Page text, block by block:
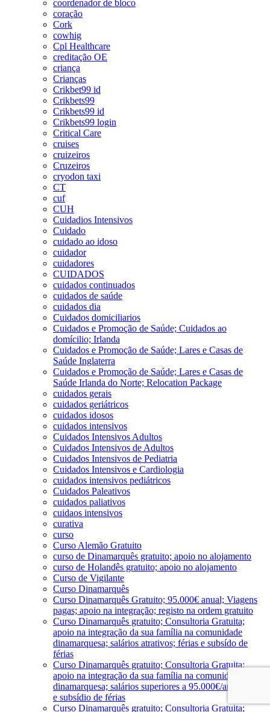
coordenador de bloco
coração
Cork
cowhig
Cpl Healthcare
creditação OE
criança
Crianças
Crikbet99 id
Crikbets99
Crikbets99 id
Crikbets99 login
Critical Care
cruises
cruizeiros
Cruzeiros
cryodon taxi
CT
cuf
CUH
Cuidadios Intensivos
Cuidado
cuidado ao idoso
cuidador
cuidadores
CUIDADOS
cuidados continuados
cuidados de saúde
cuidados dia
Cuidados domiciliarios
Cuidados e Promoção de Saúde; Cuidados ao
domícilio; Irlanda
Cuidados e Promoção de Saúde; Lares e Casas de
Saúde Inglaterra
Cuidados e Promoção de Saúde; Lares e Casas de
Saúde Irlanda do Norte; Relocation Package
cuidados gerais
cuidados geriátricos
cuidados idosos
cuidados intensivos
Cuidados Intensivos Adultos
Cuidados Intensivos de Adultos
Cuidados Intensivos de Pediatria
Cuidados Intensivos e Cardiologia
cuidados intensivos pediátricos
Cuidados Paleativos
cuidados paliativos
cuidaos intensivos
curativa
curso
Curso Alemão Gratuito
curso de Dinamarquês gratuito; apoio no alojamento
curso de Holandês gratuito; apoio no alojamento
Curso de Vigilante
Curso Dinamarquês
Curso Dinamarquês Gratuito; 95.000€ anual; Viagens
pagas; apoio na integração; registo na ordem gratuito
Curso Dinamarquês gratuito; Consultoria Gratuita;
apoio na integração da sua família na comunidade
dinamarquesa; salários atrativos; férias e subsído de
férias
Curso Dinamarquês gratuito; Consultoria Gratuita;
apoio na integração da sua família na comunidade
dinamarquesa; salários superiores a 95.000€/ano; férias
e subsídio de férias
Curso Dinamarquês gratuito; Consultoria Gratuita;